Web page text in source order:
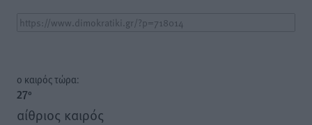
o καιρός τώρα:
27°
αίθριος καιρός